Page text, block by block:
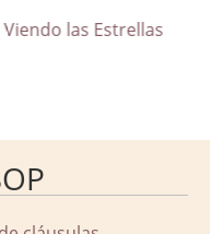
las Estrellas